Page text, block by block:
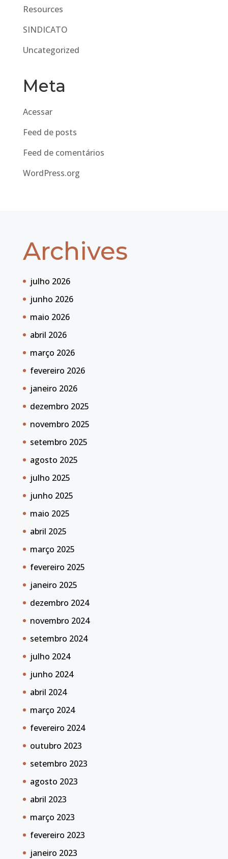
Resources
SINDICATO
Uncategorized
Meta
Acessar
Feed de posts
Feed de comentários
WordPress.org
Archives
julho 2026
junho 2026
maio 2026
abril 2026
março 2026
fevereiro 2026
janeiro 2026
dezembro 2025
novembro 2025
setembro 2025
agosto 2025
julho 2025
junho 2025
maio 2025
abril 2025
março 2025
fevereiro 2025
janeiro 2025
dezembro 2024
novembro 2024
setembro 2024
julho 2024
junho 2024
abril 2024
março 2024
fevereiro 2024
outubro 2023
setembro 2023
agosto 2023
abril 2023
março 2023
fevereiro 2023
janeiro 2023